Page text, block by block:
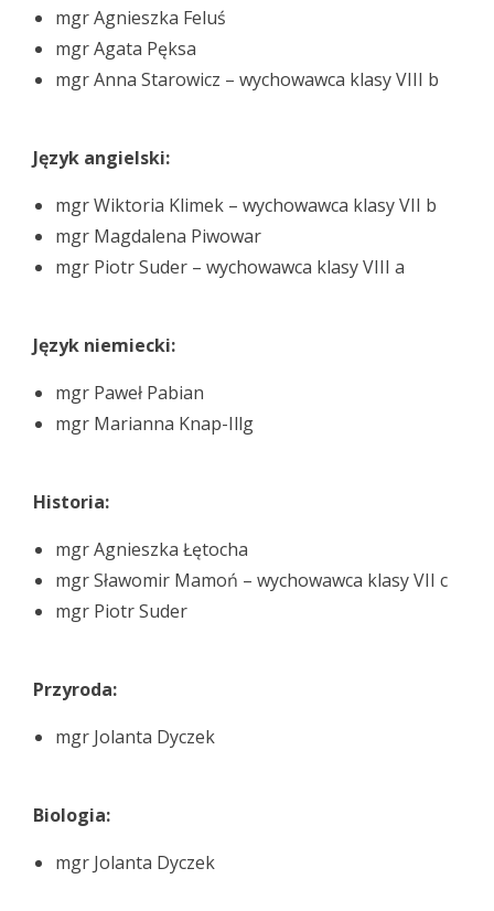
mgr Agnieszka Feluś
mgr Agata Pęksa
mgr Anna Starowicz – wychowawca klasy VIII b
Język angielski:
mgr Wiktoria Klimek – wychowawca klasy VII b
mgr Magdalena Piwowar
mgr Piotr Suder – wychowawca klasy VIII a
Język niemiecki:
mgr Paweł Pabian
mgr Marianna Knap-Illg
Historia:
mgr Agnieszka Łętocha
mgr Sławomir Mamoń – wychowawca klasy VII c
mgr Piotr Suder
Przyroda:
mgr Jolanta Dyczek
Biologia:
mgr Jolanta Dyczek